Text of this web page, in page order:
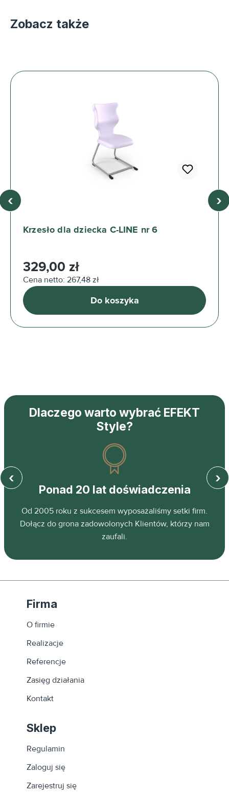
Zobacz także
Krzesło dla dziecka C-LINE nr 6
Cena regularna:
329,00 zł
Cena netto: 267,48 zł
Do koszyka
‹ ›
Dlaczego warto wybrać EFEKT
Style?
Ponad 20 lat doświadczenia
Od 2005 roku z sukcesem wyposażaliśmy setki firm.
Dołącz do grona zadowolonych Klientów, którzy nam
zaufali.
‹ ›
Firma
O firmie
Realizacje
Referencje
Zasięg działania
Kontakt
Sklep
Regulamin
Zaloguj się
Zarejestruj się